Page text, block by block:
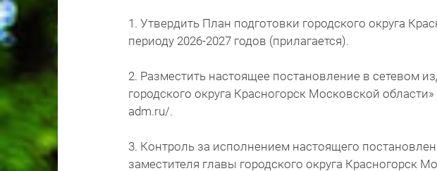
1. Утвердить План подготовки городского округа
периоду 2026-2027 годов (прилагается).
2. Разместить настоящее постановление в сетевом
городского округа Красногорск Московской
adm.ru/.
3. Контроль за исполнением настоящего
заместителя главы городского округа Красногорск